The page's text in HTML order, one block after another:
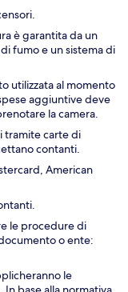
è garantita da un
fumo e un sistema di
utilizzata al momento
aggiuntive deve
la camera.
tramite carte di
contanti.
American
le procedure di
o ente:
le